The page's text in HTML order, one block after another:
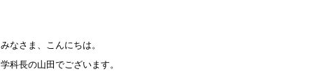
みなさま、こんにちは。
学科長の山田でございます。